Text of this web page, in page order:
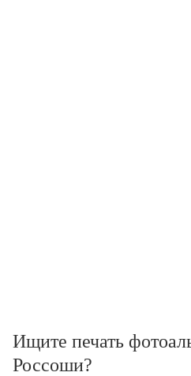
Ищите печать
Россоши?